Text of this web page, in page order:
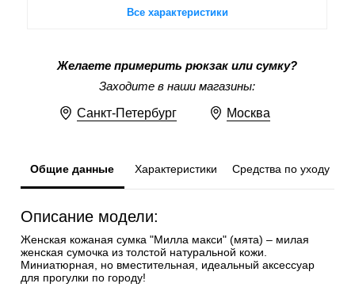
Все характеристики
Желаете примерить рюкзак или сумку?
Заходите в наши магазины:
Санкт-Петербург Москва
Общие данные Характеристики Средства по уходу
Описание модели:
Женская кожаная сумка "Милла макси" (мята) – милая
женская сумочка из толстой натуральной кожи.
Миниатюрная, но вместительная, идеальный аксессуар
для прогулки по городу!